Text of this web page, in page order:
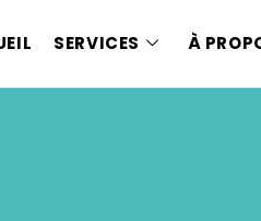
SERVICES À